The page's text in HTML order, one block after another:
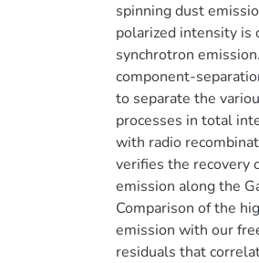
spinning dust
polarized intensity is
synchrotron
component-
to separate the
processes in total
with radio
verifies the recovery
emission along the
Comparison of the
emission with our
residuals that